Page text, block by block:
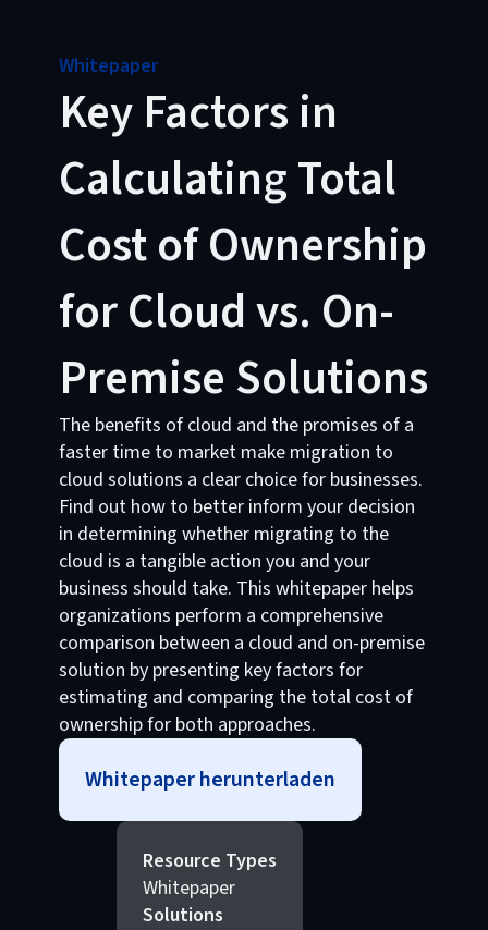
Whitepaper
Key Factors in
Calculating Total
Cost of Ownership
for Cloud vs. On-
Premise Solutions
The benefits of cloud and the promises of a
faster time to market make migration to
cloud solutions a clear choice for businesses.
Find out how to better inform your decision
in determining whether migrating to the
cloud is a tangible action you and your
business should take. This whitepaper helps
organizations perform a comprehensive
comparison between a cloud and on-premise
solution by presenting key factors for
estimating and comparing the total cost of
ownership for both approaches.
Whitepaper herunterladen
Resource Types
Whitepaper
Solutions